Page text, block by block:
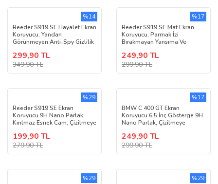
Reeder S919 SE Hayalet Ekran
Koruyucu, Yandan
Görünmeyen Anti-Spy Gizlilik
Kırılmaz Esnek Cam, Parlama
Ve Parmak İzi Önleyici
299,90 TL
349,90 TL
%14
Reeder S919 SE Mat Ekran
Koruyucu, Parmak İzi
Bırakmayan Yansıma Ve
Kırılmaz Esnek Nano Cam
249,90 TL
299,90 TL
%17
Reeder S919 SE Ekran
Koruyucu 9H Nano Parlak,
Kırılmaz Esnek Cam, Çizilmeye
Koruması
199,90 TL
279,90 TL
%29
BMW C 400 GT Ekran
Koruyucu 6.5 İnç Gösterge 9H
Nano Parlak, Çizilmeye
Cam
249,90 TL
299,90 TL
%17
%29
%29